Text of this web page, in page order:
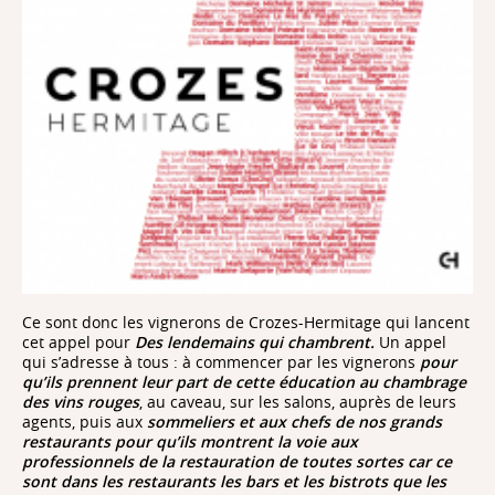
La température agit sur le développement temporel
des arômes : à température trop haute, toutes les
molécules s'évaporent brutalement et se bousculent
dans notre nez alors que les molécules à trop faible
température, s'échappent lentement du verre. A la
bonne température elles se succèdent dans le nez en
un développement harmonieux
Ce sont donc les vignerons de Crozes-Hermitage qui lancent
cet appel pour Des lendemains qui chambrent. Un appel
qui s’adresse à tous : à commencer par les vignerons pour
qu’ils prennent leur part de cette éducation au chambrage
des vins rouges, au caveau, sur les salons, auprès de leurs
agents, puis aux sommeliers et aux chefs de nos grands
restaurants pour qu’ils montrent la voie aux
professionnels de la restauration de toutes sortes car ce
sont dans les restaurants les bars et les bistrots que les